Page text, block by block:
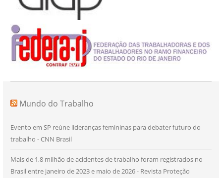
Mundo do Trabalho
Evento em SP reúne lideranças femininas para debater futuro do
trabalho - CNN Brasil
Mais de 1,8 milhão de acidentes de trabalho foram registrados no
Brasil entre janeiro de 2023 e maio de 2026 - Revista Proteção